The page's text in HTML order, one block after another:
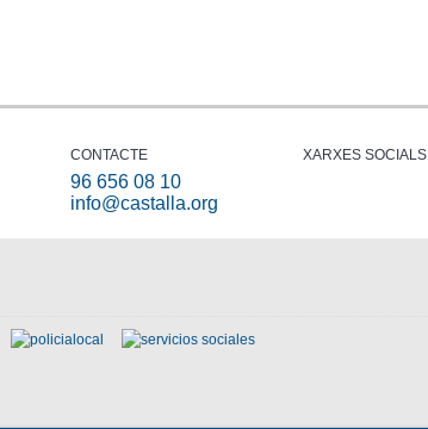
CONTACTE
96 656 08 10
info@castalla.org
XARXES SOCIALS